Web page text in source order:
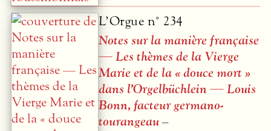
L’Orgue n° 234
Notes sur la manière française
— Les thèmes de la Vierge
Marie et de la « douce mort »
dans l’Orgelbüchlein — Louis
Bonn, facteur germano-
tourangeau–